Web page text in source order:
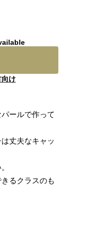
向け
ールで作って
丈夫なキャッ
るクラスのも